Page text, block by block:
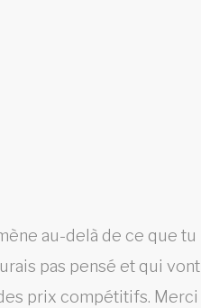
au-delà de ce que tu
pas pensé et qui vont
prix compétitifs. Merci